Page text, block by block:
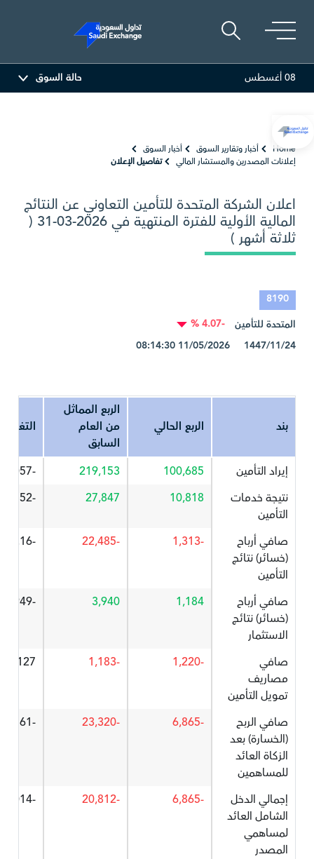
المصافي
08 أغسطس حالة السوق
Home أخبار وتقارير السوق
أخبار السوق
إعلانات المصدرين والمستشار المالي
تفاصيل الإعلان
اعلان الشركة المتحدة للتأمين التعاوني عن النتائج
المالية الأولية للفترة المنتهية في 2026-03-31 (
ثلاثة أشهر )
8190
المتحدة للتأمين
-4.07 %
1447/11/24 11/05/2026 08:14:30
بند الربع الحالي
الربع المماثل
من العام
السابق
التغير%
إيراد التأمين 100,685
219,153
-54.057
نتيجة خدمات
التأمين
10,818
27,847
-61.152
صافي أرباح
(خسائر) نتائج
التأمين
-1,313
-22,485
-94.16
صافي أرباح
(خسائر) نتائج
الاستثمار
1,184
3,940
-69.949
صافي
مصاريف
تمويل التأمين
-1,220
-1,183
3.127
صافي الربح
(الخسارة) بعد
الزكاة العائد
للمساهمين
-6,865
-23,320
-70.561
إجمالي الدخل
الشامل العائد
لمساهمي
المصدر
-6,865
-20,812
-67.014